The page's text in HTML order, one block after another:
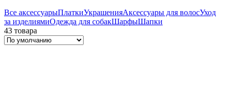
Все аксессуарыПлаткиУкрашенияАксессуары для волосУход
за изделиямиОдежда для собакШарфыШапки
43 товара